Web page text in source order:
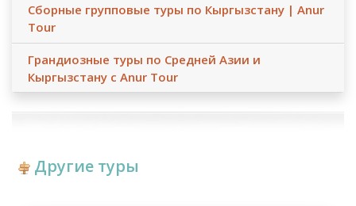
меню), мастер-классы и трансферы.
родителей):
Детям до 10 лет - оплата 80% от стоимости тура,
детям от 10 лет и старше - оплата 100% от стоимости
тура.
Сборные групповые туры по Кыргызстану | Anur
Tour
Грандиозные туры по Средней Азии и
Кыргызстану с Anur Tour
Другие туры